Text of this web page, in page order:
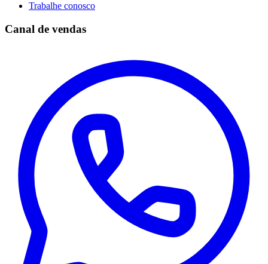
Trabalhe conosco
Canal de vendas